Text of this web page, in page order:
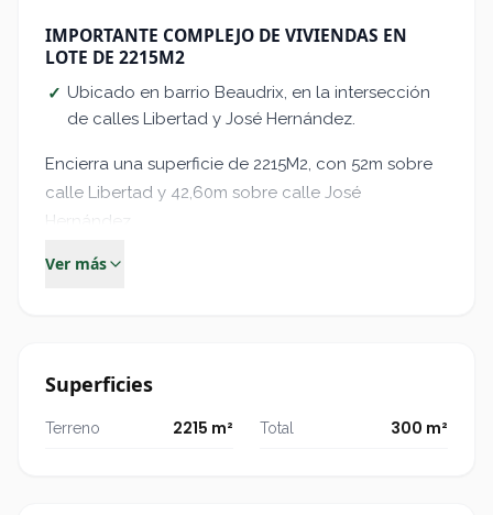
IMPORTANTE COMPLEJO DE VIVIENDAS EN
LOTE DE 2215M2
✓ Ubicado en barrio Beaudrix, en la intersección
de calles Libertad y José Hernández.
Encierra una superficie de 2215M2, con 52m sobre
calle Libertad y 42,60m sobre calle José
Hernández.
El mismo posee 2 bloques de viviendas, a saber
Frente calle José Hernández
Compuesto por 4 viviendas de planta baja. Con
Ver más
Superficies
Terreno 2215 m² Total 300 m²